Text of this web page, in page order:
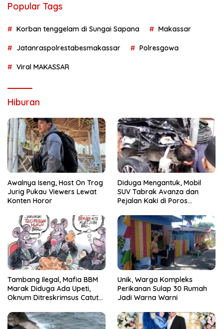
Popular Tags
Korban tenggelam di Sungai Sapana Makassar
Jatanraspolrestabesmakassar Polresgowa
Viral MAKASSAR
Hiburan
Awalnya Iseng, Host On Trog
Jurig Pukau Viewers Lewat
Konten Horor
Diduga Mengantuk, Mobil
SUV Tabrak Avanza dan
Pejalan Kaki di Poros
Tambang Ilegal, Mafia BBM
Marak Diduga Ada Upeti,
Oknum Ditreskrimsus Catut
Unik, Warga Kompleks
Perikanan Sulap 30 Rumah
Jadi Warna Warni